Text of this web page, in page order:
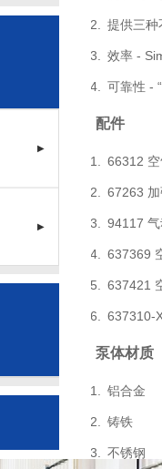
▶
▶
提供三种
效率 -
可靠性 -
配件
66312
67263
94117
637369
637421
637310-
泵体材质
铝合金
铸铁
不锈钢